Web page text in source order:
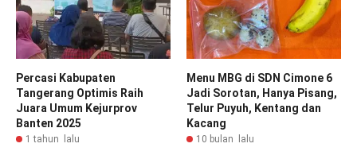
Percasi Kabupaten
Tangerang Optimis Raih
Juara Umum Kejurprov
Banten 2025
1 tahun lalu
Menu MBG di SDN Cimone 6
Jadi Sorotan, Hanya Pisang,
Telur Puyuh, Kentang dan
Kacang
10 bulan lalu